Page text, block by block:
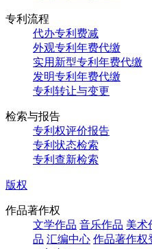
专利流程
代办专利费减
外观专利年费代缴
实用新型专利年费代缴
发明专利年费代缴
专利转让与变更
检索与报告
专利权评价报告
专利状态检索
专利查新检索
版权
作品著作权
文学作品 音乐作品 美术
品 汇编中心 作品著作权